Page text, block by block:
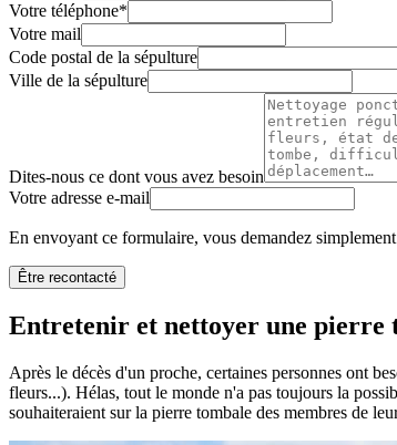
Votre téléphone*
Votre mail
Code postal de la sépulture
Ville de la sépulture
Dites-nous ce dont vous avez besoin
Votre adresse e-mail
En envoyant ce formulaire, vous demandez
Être recontacté
Entretenir et nettoyer une pierre
Après le décès d'un proche, certaines personnes ont
fleurs...). Hélas, tout le monde n'a pas toujours la
souhaiteraient sur la pierre tombale des membres de